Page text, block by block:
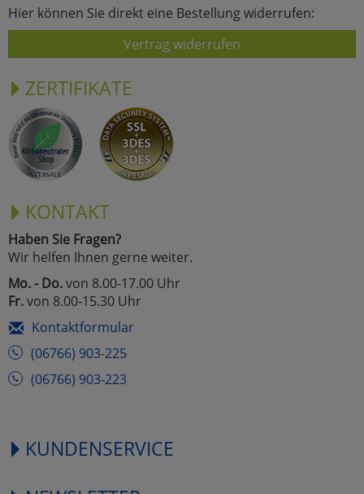
Hier können Sie direkt eine Bestellung widerrufen:
Vertrag widerrufen
ZERTIFIKATE
KONTAKT
Haben Sie Fragen?
Wir helfen Ihnen gerne weiter.
Mo. - Do.von 8.00-17.00 Uhr
Fr.von 8.00-15.30 Uhr
Kontaktformular
(06766) 903-225
(06766) 903-223
KUNDENSERVICE